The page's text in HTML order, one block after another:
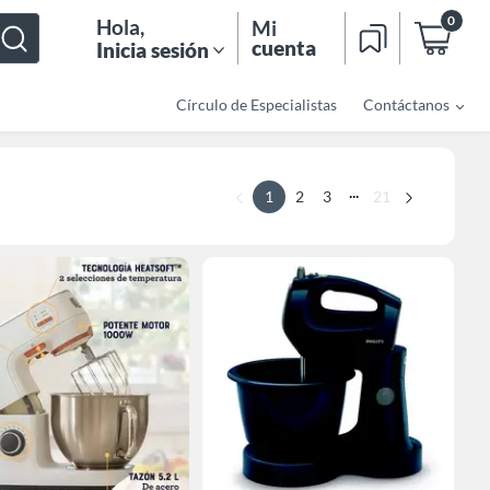
Hola,
Inicia sesión
Mi
cuenta
0
Círculo de Especialistas Contáctanos
1 2 3 ... 21